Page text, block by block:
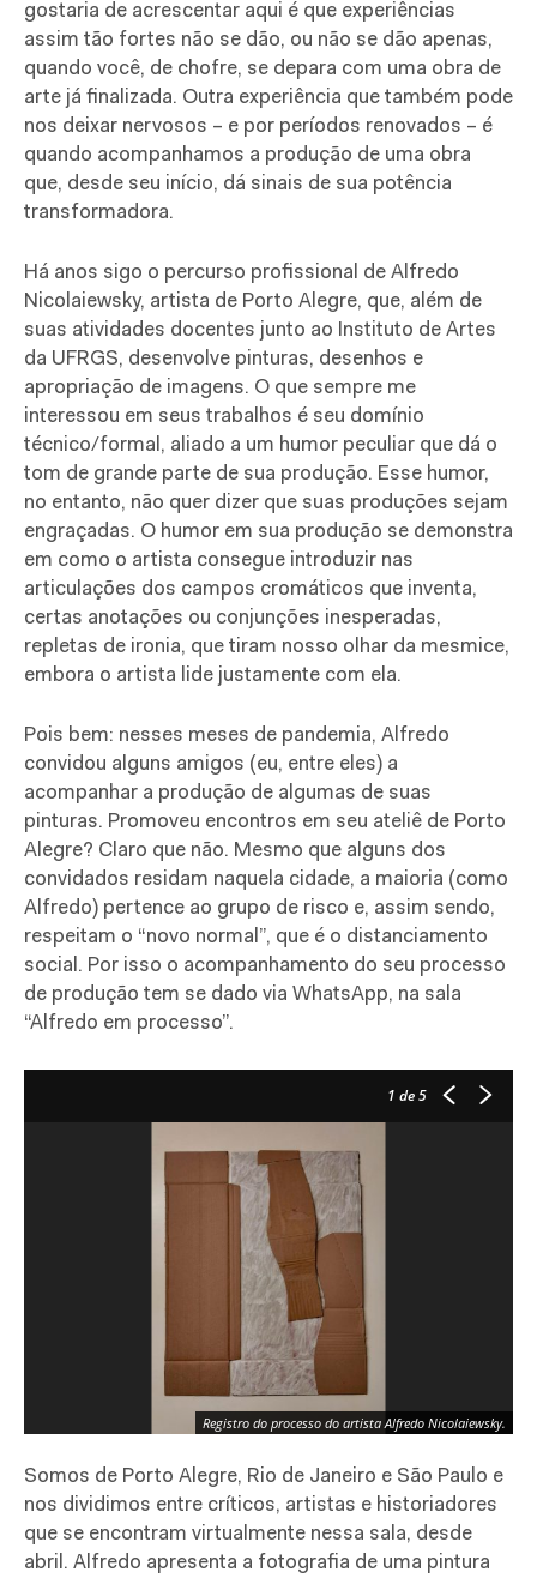
gostaria de acrescentar aqui é que experiências
assim tão fortes não se dão, ou não se dão apenas,
quando você, de chofre, se depara com uma obra de
arte já finalizada. Outra experiência que também pode
nos deixar nervosos – e por períodos renovados – é
quando acompanhamos a produção de uma obra
que, desde seu início, dá sinais de sua potência
transformadora.
Há anos sigo o percurso profissional de Alfredo
Nicolaiewsky, artista de Porto Alegre, que, além de
suas atividades docentes junto ao Instituto de Artes
da UFRGS, desenvolve pinturas, desenhos e
apropriação de imagens. O que sempre me
interessou em seus trabalhos é seu domínio
técnico/formal, aliado a um humor peculiar que dá o
tom de grande parte de sua produção. Esse humor,
no entanto, não quer dizer que suas produções sejam
engraçadas. O humor em sua produção se demonstra
em como o artista consegue introduzir nas
articulações dos campos cromáticos que inventa,
certas anotações ou conjunções inesperadas,
repletas de ironia, que tiram nosso olhar da mesmice,
embora o artista lide justamente com ela.
Pois bem: nesses meses de pandemia, Alfredo
convidou alguns amigos (eu, entre eles) a
acompanhar a produção de algumas de suas
pinturas. Promoveu encontros em seu ateliê de Porto
Alegre? Claro que não. Mesmo que alguns dos
convidados residam naquela cidade, a maioria (como
Alfredo) pertence ao grupo de risco e, assim sendo,
respeitam o “novo normal”, que é o distanciamento
social. Por isso o acompanhamento do seu processo
de produção tem se dado via WhatsApp, na sala
“Alfredo em processo”.
1 de 5
Registro do processo do artista Alfredo Nicolaiewsky.
Somos de Porto Alegre, Rio de Janeiro e São Paulo e
nos dividimos entre críticos, artistas e historiadores
que se encontram virtualmente nessa sala, desde
abril. Alfredo apresenta a fotografia de uma pintura